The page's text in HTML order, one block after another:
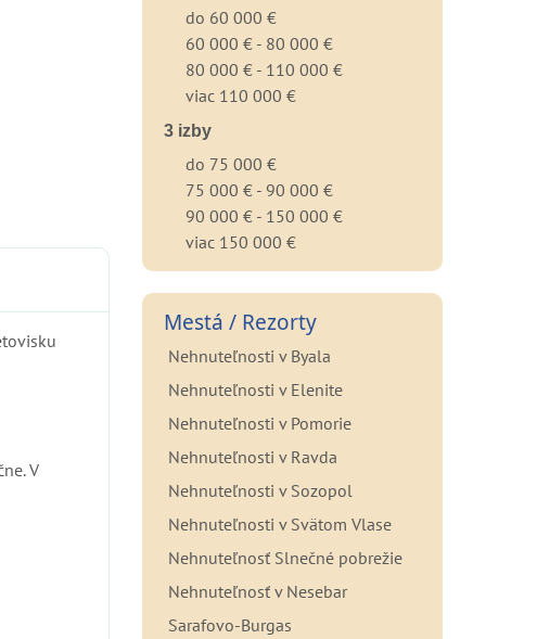
V
do 60 000 €
60 000 € - 80 000 €
80 000 € - 110 000 €
viac 110 000 €
3 izby
do 75 000 €
75 000 € - 90 000 €
90 000 € - 150 000 €
viac 150 000 €
Mestá / Rezorty
Nehnuteľnosti v Byala
Nehnuteľnosti v Elenite
Nehnuteľnosti v Pomorie
Nehnuteľnosti v Ravda
Nehnuteľnosti v Sozopol
Nehnuteľnosti v Svätom Vlase
Nehnuteľnosť Slnečné pobrežie
Nehnuteľnosť v Nesebar
Sarafovo-Burgas